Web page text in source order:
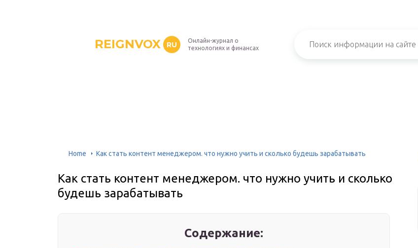
REIGNVOX RU
Онлайн-журнал о
технологиях и финансах
Home Как стать контент менеджером. что нужно учить и сколько будешь зарабатывать
Как стать контент менеджером. что нужно учить и сколько
будешь зарабатывать
Содержание: